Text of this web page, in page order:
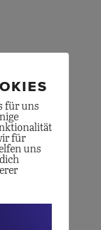
für uns
für
uns